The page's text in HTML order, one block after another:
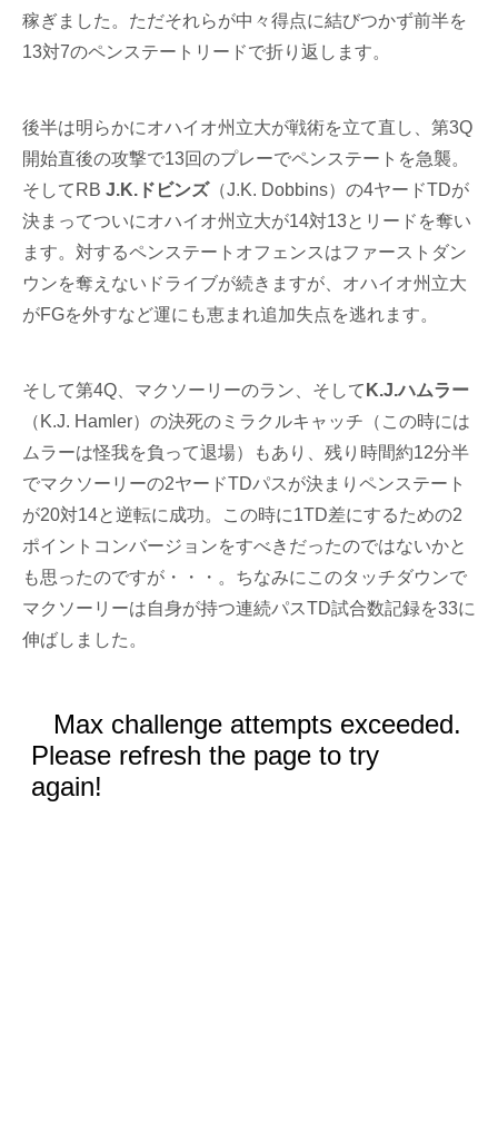
稼ぎました。ただそれらが中々得点に結びつかず前半を
13対7のペンステートリードで折り返します。
後半は明らかにオハイオ州立大が戦術を立て直し、第3Q
開始直後の攻撃で13回のプレーでペンステートを急襲。
そしてRB J.K.ドビンズ（J.K. Dobbins）の4ヤードTDが
決まってついにオハイオ州立大が14対13とリードを奪い
ます。対するペンステートオフェンスはファーストダン
ウンを奪えないドライブが続きますが、オハイオ州立大
がFGを外すなど運にも恵まれ追加失点を逃れます。
そして第4Q、マクソーリーのラン、そして K.J.ハムラー
（K.J. Hamler）の決死のミラクルキャッチ（この時には
ムラーは怪我を負って退場）もあり、残り時間約12分半
でマクソーリーの2ヤードTDパスが決まりペンステート
が20対14と逆転に成功。この時に1TD差にするための2
ポイントコンバージョンをすべきだったのではないかと
も思ったのですが・・・。ちなみにこのタッチダウンで
マクソーリーは自身が持つ連続パスTD試合数記録を33に
伸ばしました。